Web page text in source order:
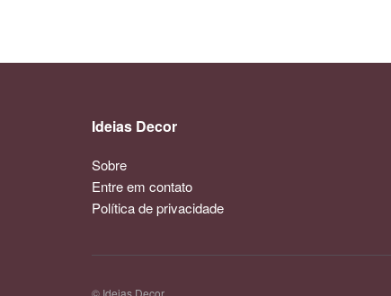
Ideias Decor
Sobre
Entre em contato
Política de privacidade